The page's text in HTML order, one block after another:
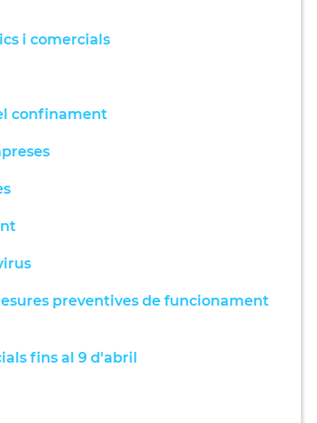
i comercials
confinament
preventives de funcionament
fins al 9 d'abril